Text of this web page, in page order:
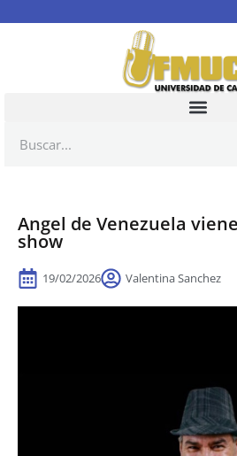
Angel de Venezuela
show
19/02/2026 Valentina Sanchez